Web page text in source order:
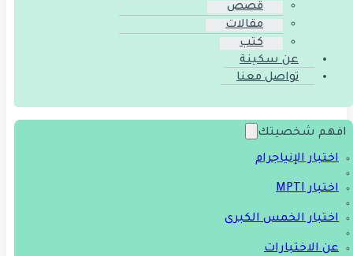
قصص
مقالات
كتب
عن سكينة
تواصل معنا
افهم شخصيتك
اختبار الإنياجرام
اختبار MPTI
اختبار الخمس الكبرى
عن الاختبارات